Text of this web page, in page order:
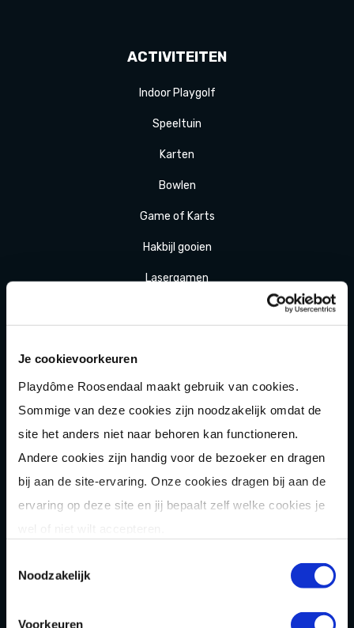
Je cookievoorkeuren
Playdôme Roosendaal maakt gebruik van cookies.
Sommige van deze cookies zijn noodzakelijk omdat de
site het anders niet naar behoren kan functioneren.
Andere cookies zijn handig voor de bezoeker en dragen
bij aan de site-ervaring. Onze cookies dragen bij aan de
ervaring op deze site en jij bepaalt zelf welke cookies je
Noodzakelijk
Voorkeuren
ACTIVITEITEN
Indoor Playgolf
Speeltuin
Karten
Bowlen
Game of Karts
Hakbijl gooien
Lasergamen
Après-SkiMuziekbingo
Combideals